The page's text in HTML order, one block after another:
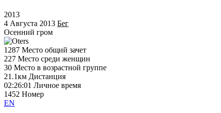
2013
4 Августа 2013 Бег
Осенний гром
1287 Место общий зачет
227 Место среди женщин
30 Место в возрастной группе
21.1км Дистанция
02:26:01 Личное время
1452 Номер
EN